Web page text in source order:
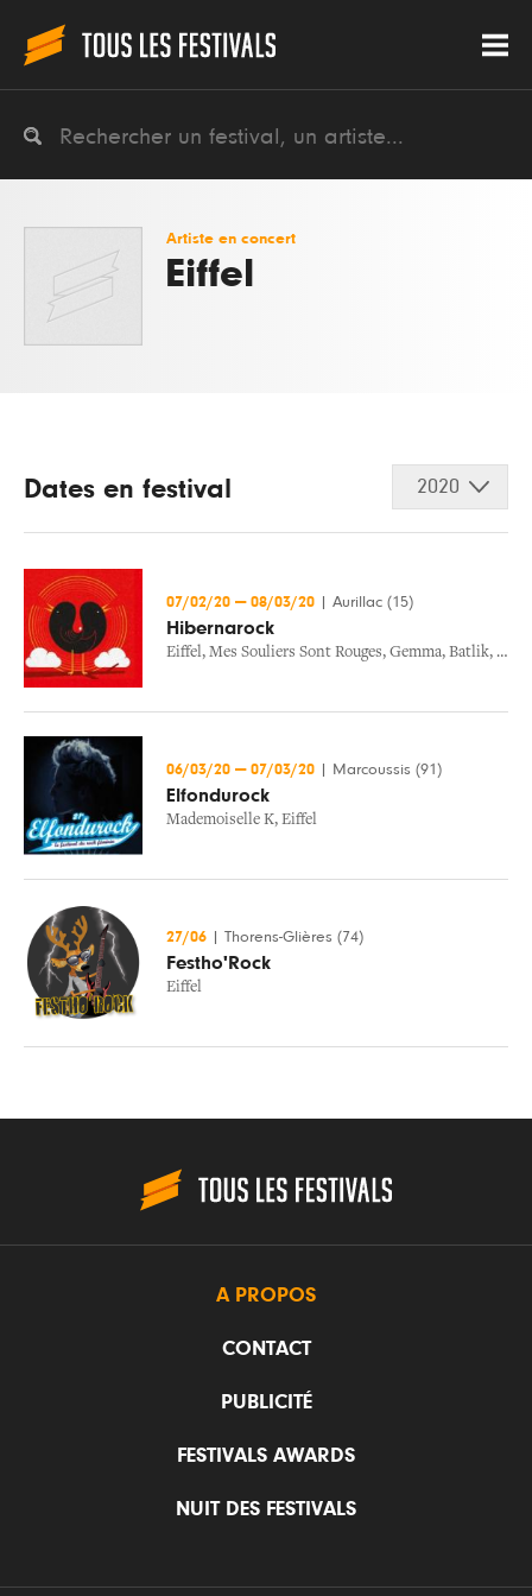
Artiste en concert
Eiffel
Dates en festival 2020
07/02/20 — 08/03/20 Aurillac (15)
Hibernarock
Eiffel, Mes Souliers Sont Rouges, Gemma, Batlik,
06/03/20 — 07/03/20 Marcoussis (91)
Elfondurock
Mademoiselle K, Eiffel
27/06 Thorens-Glières (74)
Festho'Rock
Eiffel
A PROPOS
CONTACT
PUBLICITÉ
FESTIVALS AWARDS
NUIT DES FESTIVALS